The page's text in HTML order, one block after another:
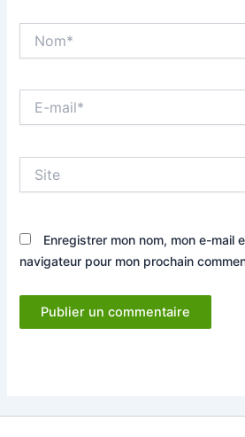
mail*
Enregistrer mon nom, mon e-mail
navigateur pour mon prochain